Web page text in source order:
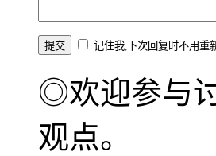
记住我,下次回复时不用重
◎欢迎参与
观点。